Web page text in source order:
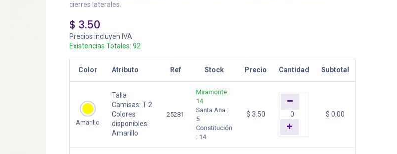
cierres laterales.
$ 3.50
Precios incluyen IVA
Existencias Totales: 92
Color Atributo Ref Stock Precio Cantidad Subtotal
Amarillo
Talla
Camisas: T 2
Colores
disponibles:
Amarillo
25281
Miramonte :
14
Santa Ana :
5
Constitución
: 14
$ 3.50 $ 0.00